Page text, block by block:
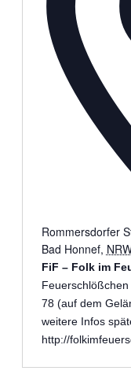
Rommersdorfer
Bad Honnef,
FiF – Folk im
78 (auf dem
weitere Infos
http://